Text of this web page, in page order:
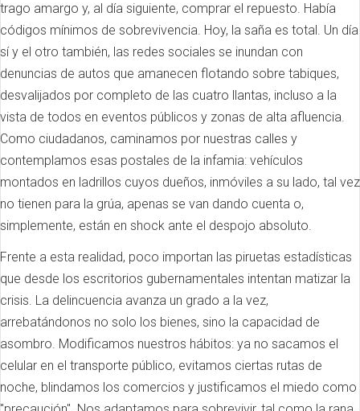
trago amargo y, al día siguiente, comprar el repuesto. Había
códigos mínimos de sobrevivencia. Hoy, la saña es total. Un día
sí y el otro también, las redes sociales se inundan con
denuncias de autos que amanecen flotando sobre tabiques,
desvalijados por completo de las cuatro llantas, incluso a la
vista de todos en eventos públicos y zonas de alta afluencia.
Como ciudadanos, caminamos por nuestras calles y
contemplamos esas postales de la infamia: vehículos
montados en ladrillos cuyos dueños, inmóviles a su lado, tal vez
no tienen para la grúa, apenas se van dando cuenta o,
simplemente, están en shock ante el despojo absoluto.
Frente a esta realidad, poco importan las piruetas estadísticas
que desde los escritorios gubernamentales intentan matizar la
crisis. La delincuencia avanza un grado a la vez,
arrebatándonos no solo los bienes, sino la capacidad de
asombro. Modificamos nuestros hábitos: ya no sacamos el
celular en el transporte público, evitamos ciertas rutas de
noche, blindamos los comercios y justificamos el miedo como